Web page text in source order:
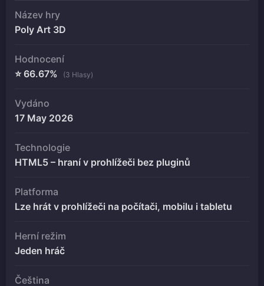
Název hry
Poly Art 3D
Hodnocení
⭐ 66.67%
(3 Hlasy)
Vydáno
17 May 2026
Technologie
HTML5 – hraní v prohlížeči bez pluginů
Platforma
Lze hrát v prohlížeči na počítači, mobilu i tabletu
Herní režim
Jeden hráč
Čeština